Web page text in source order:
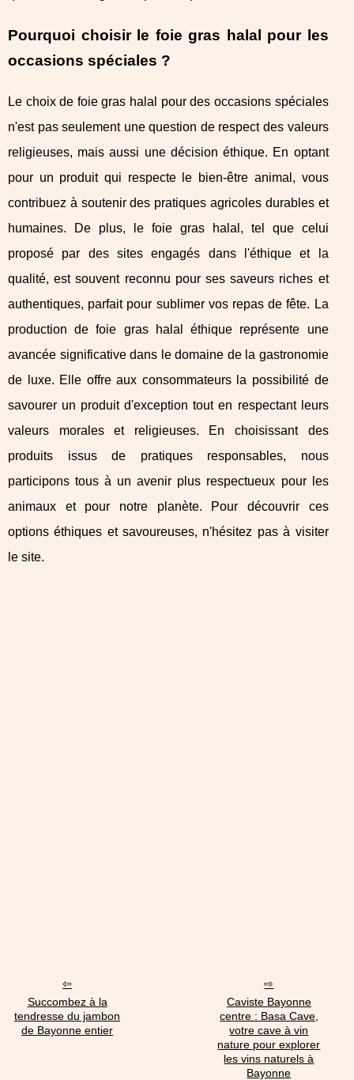
Pourquoi choisir le foie gras halal pour les
occasions spéciales ?
Le choix de foie gras halal pour des occasions spéciales
n'est pas seulement une question de respect des valeurs
religieuses, mais aussi une décision éthique. En optant
pour un produit qui respecte le bien-être animal, vous
contribuez à soutenir des pratiques agricoles durables et
humaines. De plus, le foie gras halal, tel que celui
proposé par des sites engagés dans l'éthique et la
qualité, est souvent reconnu pour ses saveurs riches et
authentiques, parfait pour sublimer vos repas de fête. La
production de foie gras halal éthique représente une
avancée significative dans le domaine de la gastronomie
de luxe. Elle offre aux consommateurs la possibilité de
savourer un produit d'exception tout en respectant leurs
valeurs morales et religieuses. En choisissant des
produits issus de pratiques responsables, nous
participons tous à un avenir plus respectueux pour les
animaux et pour notre planète. Pour découvrir ces
options éthiques et savoureuses, n'hésitez pas à visiter
le site.
Succombez à la
tendresse du jambon
de Bayonne entier
Caviste Bayonne
centre : Basa Cave,
votre cave à vin
nature pour explorer
les vins naturels à
Bayonne